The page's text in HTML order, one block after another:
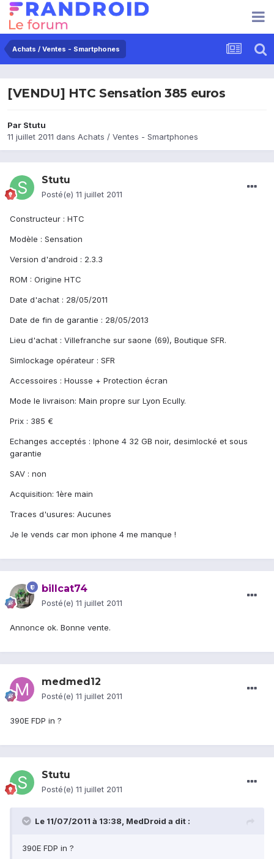
Achats / Ventes - Smartphones
[VENDU] HTC Sensation 385 euros
Par Stutu
11 juillet 2011 dans Achats / Ventes - Smartphones
Stutu
Posté(e) 11 juillet 2011
Constructeur : HTC
Modèle : Sensation
Version d'android : 2.3.3
ROM : Origine HTC
Date d'achat : 28/05/2011
Date de fin de garantie : 28/05/2013
Lieu d'achat : Villefranche sur saone (69), Boutique SFR.
Simlockage opérateur : SFR
Accessoires : Housse + Protection écran
Mode le livraison: Main propre sur Lyon Ecully.
Prix : 385 €
Echanges acceptés : Iphone 4 32 GB noir, desimlocké et sous
garantie
SAV : non
Acquisition: 1ère main
Traces d'usures: Aucunes
Je le vends car mon iphone 4 me manque !
billcat74
Posté(e) 11 juillet 2011
Annonce ok. Bonne vente.
medmed12
Posté(e) 11 juillet 2011
390E FDP in ?
Stutu
Posté(e) 11 juillet 2011
Le 11/07/2011 à 13:38, MedDroid a dit :
390E FDP in ?